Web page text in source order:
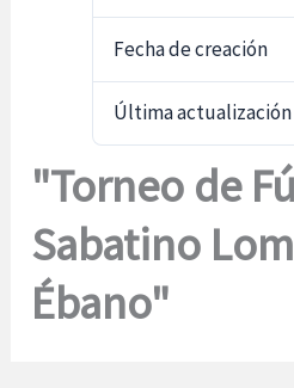
Fecha de creación
Última actualización
"Torneo de
Sabatino
Ébano"